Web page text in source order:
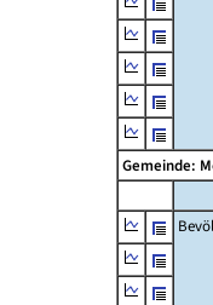
Gemeinde: